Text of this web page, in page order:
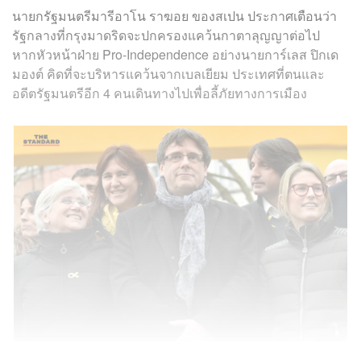
นายกรัฐมนตรีมารีอาโน ราฆอย ของสเปน ประกาศเตือนว่า
รัฐกลางที่กรุงมาดริดจะปกครองแคว้นกาตาลุญญาต่อไป
หากหัวหน้าฝ่าย Pro-Independence อย่างนายการ์เลส ปิกเด
มองต์ คิดที่จะบริหารแคว้นจากเบลเยียม ประเทศที่ตนและ
อดีตรัฐมนตรีอีก 4 คนเดินทางไปเพื่อลี้ภัยทางการเมือง